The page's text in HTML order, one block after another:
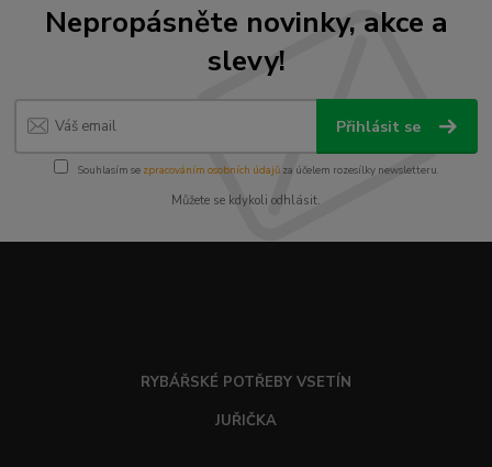
Nepropásněte novinky, akce a
slevy!
Přihlásit se
Souhlasím se zpracováním osobních údajůza účelem rozesílky newsletteru.
Můžete se kdykoli odhlásit.
RYBÁŘSKÉ POTŘEBY VSETÍN
JUŘIČKA